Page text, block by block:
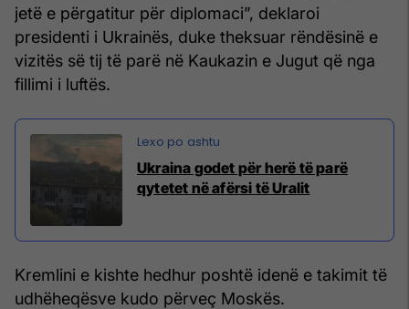
jetë e përgatitur për diplomaci”, deklaroi
presidenti i Ukrainës, duke theksuar rëndësinë e
vizitës së tij të parë në Kaukazin e Jugut që nga
fillimi i luftës.
Ukraina godet për herë të parë
qytetet në afërsi të Uralit
Kremlini e kishte hedhur poshtë idenë e takimit të
udhëheqësve kudo përveç Moskës.